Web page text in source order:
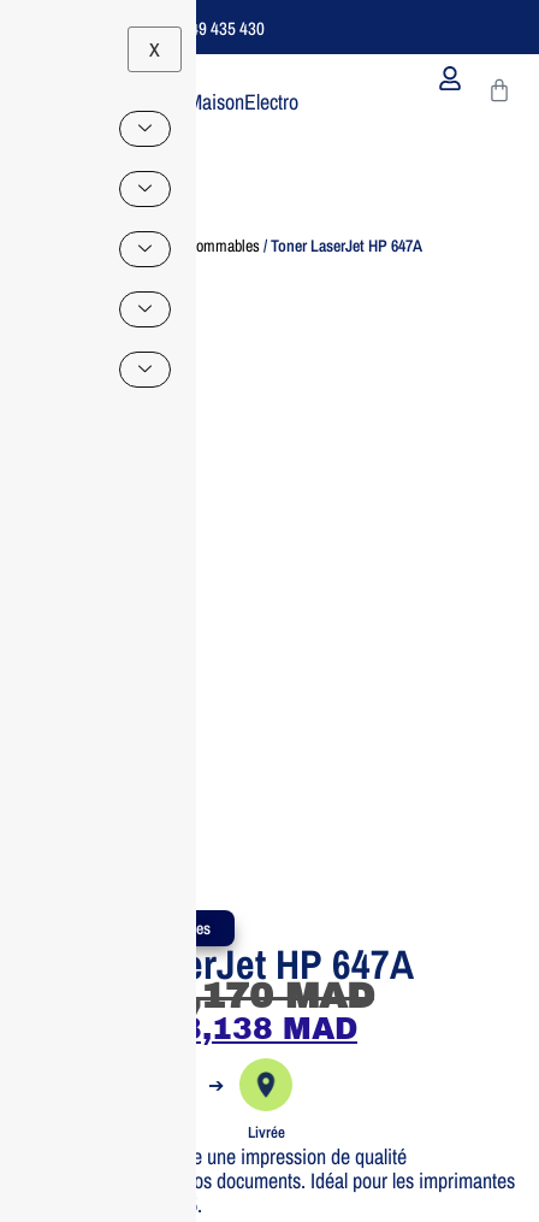
Support B2B Dédié | 06 49 435 430
X
MaisonElectro
Home Consommables/ Toner LaserJet HP 647A
Produits Authentiques
Toner LaserJet HP 647A
3,170MAD
3,138 MAD
➔
Livrée
Le toner HP 647A offre une impression de qualité
professionnelle pour vos documents. Idéal pour les imprimantes
HP CLJ CP4025/4525.